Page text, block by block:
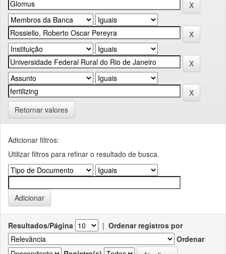
Retornar valores
Adicionar filtros:
Utilizar filtros para refinar o resultado de busca.
Resultados/Página | Ordenar registros por
Ordenar